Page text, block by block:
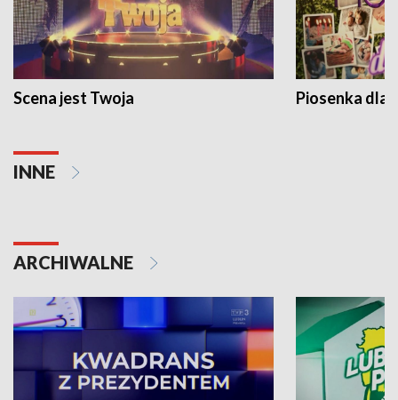
Scena jest Twoja Piosenka dla
INNE
ARCHIWALNE